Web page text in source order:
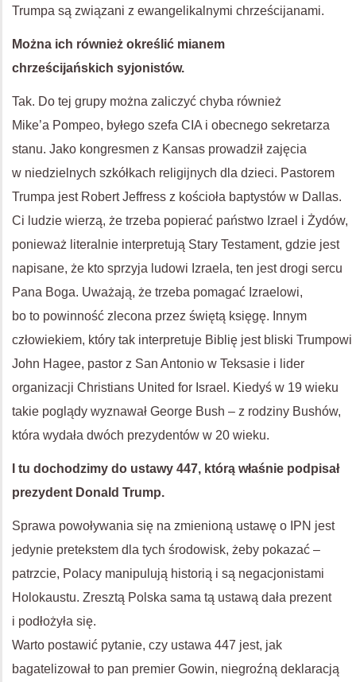
Trumpa są związani z ewangelikalnymi chrześcijanami.
Można ich również określić mianem
chrześcijańskich syjonistów.
Tak. Do tej grupy można zaliczyć chyba również
Mike’a Pompeo, byłego szefa CIA i obecnego sekretarza
stanu. Jako kongresmen z Kansas prowadził zajęcia
w niedzielnych szkółkach religijnych dla dzieci. Pastorem
Trumpa jest Robert Jeffress z kościoła baptystów w Dallas.
Ci ludzie wierzą, że trzeba popierać państwo Izrael i Żydów,
ponieważ literalnie interpretują Stary Testament, gdzie jest
napisane, że kto sprzyja ludowi Izraela, ten jest drogi sercu
Pana Boga. Uważają, że trzeba pomagać Izraelowi,
bo to powinność zlecona przez świętą księgę. Innym
człowiekiem, który tak interpretuje Biblię jest bliski Trumpowi
John Hagee, pastor z San Antonio w Teksasie i lider
organizacji Christians United for Israel. Kiedyś w 19 wieku
takie poglądy wyznawał George Bush – z rodziny Bushów,
która wydała dwóch prezydentów w 20 wieku.
I tu dochodzimy do ustawy 447, którą właśnie podpisał
prezydent Donald Trump.
Sprawa powoływania się na zmienioną ustawę o IPN jest
jedynie pretekstem dla tych środowisk, żeby pokazać –
patrzcie, Polacy manipulują historią i są negacjonistami
Holokaustu. Zresztą Polska sama tą ustawą dała prezent
i podłożyła się.
Warto postawić pytanie, czy ustawa 447 jest, jak
bagatelizował to pan premier Gowin, niegroźną deklaracją